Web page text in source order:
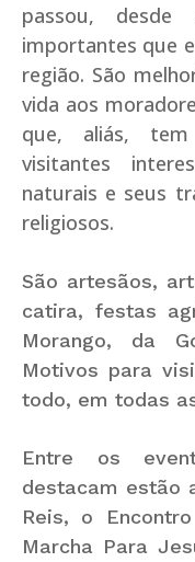
passou, desde
importantes que
região. São
vida aos
que, aliás,
visitantes
naturais e seus
religiosos.
São artesãos,
catira, festas
Morango, da
Motivos para
todo, em todas
Entre os
destacam estão
Reis, o
Marcha Para